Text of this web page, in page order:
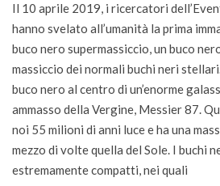
18
Il 10 aprile 2019, i ricercatori
hanno svelato all’umanità la prima
buco nero supermassiccio, un buco
massiccio dei normali buchi neri
buco nero al centro di un’enorme
ammasso della Vergine, Messier 87.
noi 55 milioni di anni luce e ha una
mezzo di volte quella del Sole. I buchi
estremamente compatti, nei quali